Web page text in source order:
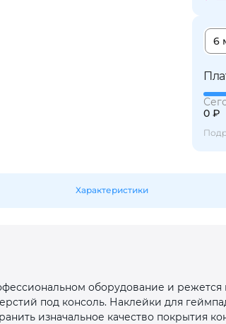
6
0 ₽
Характеристики
оборудование и режется
под консоль. Наклейки для
изначальное качество покрытия
25
раз
Остались вопросы?